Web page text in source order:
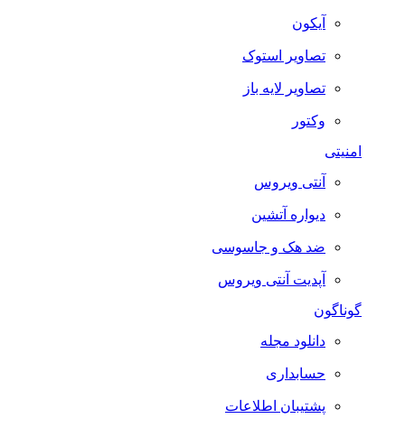
آیکون
تصاویر استوک
تصاویر لایه باز
وکتور
امنیتی
آنتی ویروس
دیواره آتشین
ضد هک و جاسوسی
آپدیت آنتی ویروس
گوناگون
دانلود مجله
حسابداری
پشتیبان اطلاعات